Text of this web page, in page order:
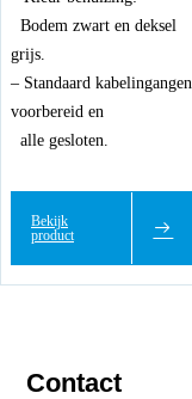
Bodem zwart en deksel
grijs.
– Standaard kabelingangen
voorbereid en
alle gesloten.
Bekijk
product
Contact